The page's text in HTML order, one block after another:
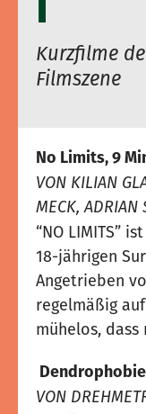
I
Kurzfilme
Filmszene
No Limits, 9
VON KILIAN
MECK, ADRIAN
“NO LIMITS”
18-jährigen
Angetrieben
regelmäßig
mühelos,
VON